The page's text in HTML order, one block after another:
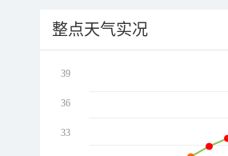
整点天气实况
39
36
33